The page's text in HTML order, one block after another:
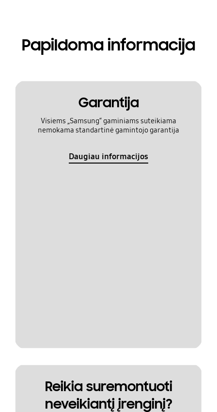
Papildoma informacija
Garantija
Visiems „Samsung“ gaminiams suteikiama
nemokama standartinė gamintojo garantija
Daugiau informacijos
Reikia suremontuoti
neveikiantį įrenginį?